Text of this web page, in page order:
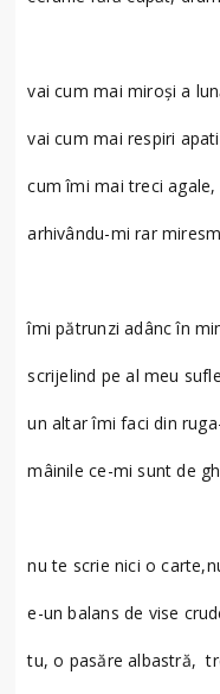
vai cum mai miroşi a
vai cum mai respiri
cum îmi mai treci
arhivându-mi rar
îmi pătrunzi adânc în
scrijelind pe al meu
un altar îmi faci din
mâinile ce-mi sunt de
nu te scrie nici o
e-un balans de vise
tu, o pasăre albastră,